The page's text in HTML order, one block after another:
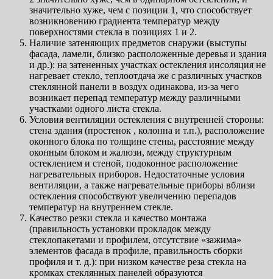
значительно хуже, чем с позиции 1, что способствует
возникновению градиента температур между
поверхностями стекла в позициях 1 и 2.
Наличие затеняющих предметов снаружи (выступы
фасада, ламели, близко расположенные деревья и здания
и др.): на затененных участках остекления инсоляция не
нагревает стекло, теплоотдача же с различных участков
стеклянной панели в воздух одинакова, из-за чего
возникает перепад температур между различными
участками одного листа стекла.
Условия вентиляции остекления с внутренней стороны:
стена здания (простенок , колонна и т.п.), расположение
оконного блока по толщине стены, расстояние между
оконным блоком и жалюзи, между структурным
остеклением и стеной, подоконное расположение
нагревательных приборов. Недостаточные условия
вентиляции, а также нагревательные приборы вблизи
остекления способствуют увеличению перепадов
температур на внутреннем стекле.
Качество резки стекла и качество монтажа
(правильность установки прокладок между
стеклопакетами и профилем, отсутствие «зажима»
элементов фасада в профиле, правильность сборки
профиля и т. д.): при низком качестве реза стекла на
кромках стеклянных панелей образуются